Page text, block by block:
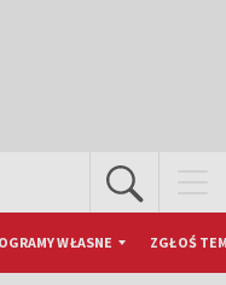
WŁASNE ZGŁOŚ